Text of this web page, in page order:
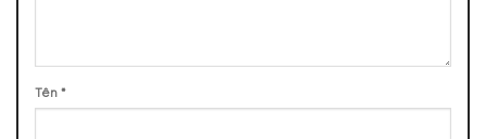
467 (17,84%) 460 (17,57%) 397 (15,16%)
Tên *